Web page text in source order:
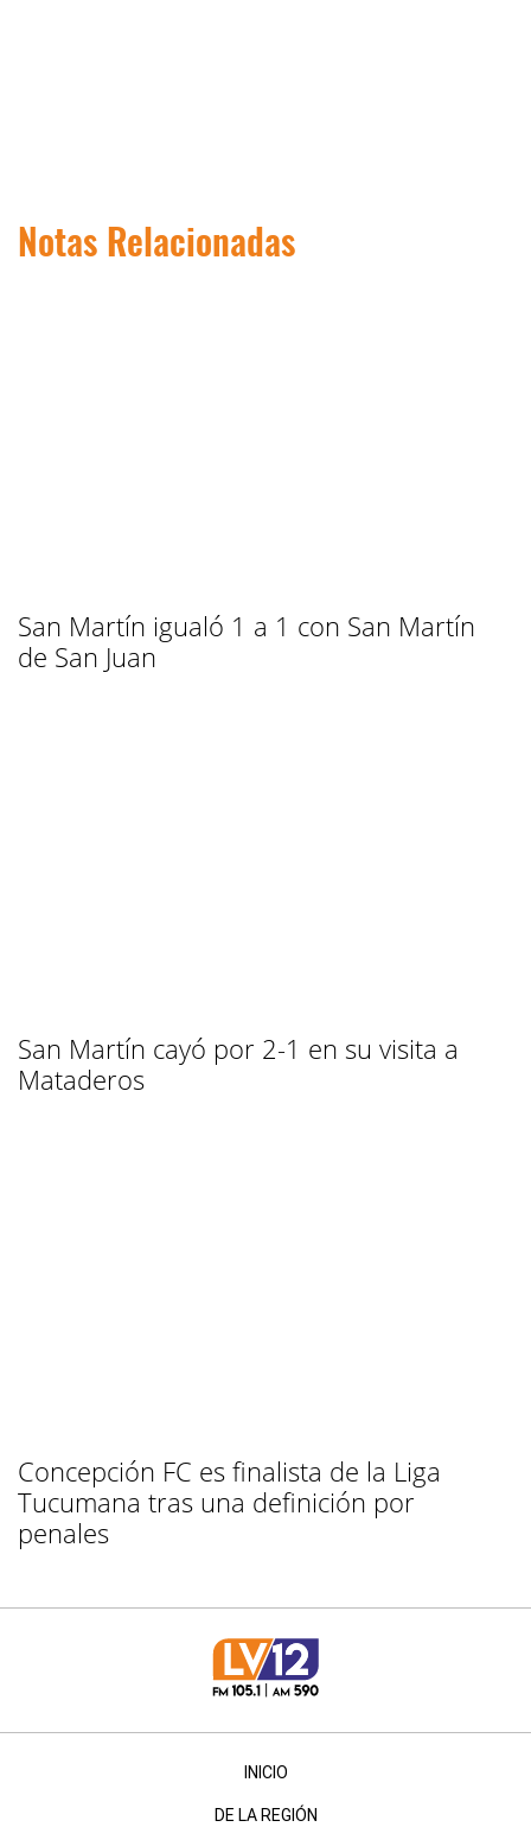
Notas Relacionadas
San Martín igualó 1 a 1 con San Martín
de San Juan
San Martín cayó por 2-1 en su visita a
Mataderos
Concepción FC es finalista de la Liga
Tucumana tras una definición por
penales
INICIO
DE LA REGIÓN